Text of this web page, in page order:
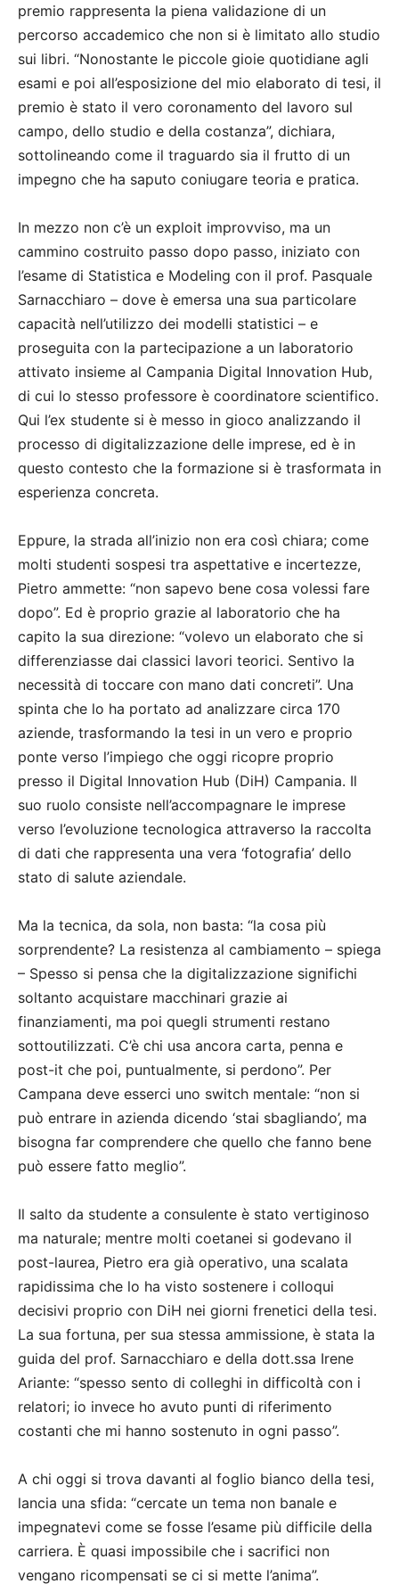
premio rappresenta la piena validazione di un
percorso accademico che non si è limitato allo studio
sui libri. “Nonostante le piccole gioie quotidiane agli
esami e poi all’esposizione del mio elaborato di tesi, il
premio è stato il vero coronamento del lavoro sul
campo, dello studio e della costanza”, dichiara,
sottolineando come il traguardo sia il frutto di un
impegno che ha saputo coniugare teoria e pratica.
In mezzo non c’è un exploit improvviso, ma un
cammino costruito passo dopo passo, iniziato con
l’esame di Statistica e Modeling con il prof. Pasquale
Sarnacchiaro – dove è emersa una sua particolare
capacità nell’utilizzo dei modelli statistici – e
proseguita con la partecipazione a un laboratorio
attivato insieme al Campania Digital Innovation Hub,
di cui lo stesso professore è coordinatore scientifico.
Qui l’ex studente si è messo in gioco analizzando il
processo di digitalizzazione delle imprese, ed è in
questo contesto che la formazione si è trasformata in
esperienza concreta.
Eppure, la strada all’inizio non era così chiara; come
molti studenti sospesi tra aspettative e incertezze,
Pietro ammette: “non sapevo bene cosa volessi fare
dopo”. Ed è proprio grazie al laboratorio che ha
capito la sua direzione: “volevo un elaborato che si
differenziasse dai classici lavori teorici. Sentivo la
necessità di toccare con mano dati concreti”. Una
spinta che lo ha portato ad analizzare circa 170
aziende, trasformando la tesi in un vero e proprio
ponte verso l’impiego che oggi ricopre proprio
presso il Digital Innovation Hub (DiH) Campania. Il
suo ruolo consiste nell’accompagnare le imprese
verso l’evoluzione tecnologica attraverso la raccolta
di dati che rappresenta una vera ‘fotografia’ dello
stato di salute aziendale.
Ma la tecnica, da sola, non basta: “la cosa più
sorprendente? La resistenza al cambiamento – spiega
– Spesso si pensa che la digitalizzazione significhi
soltanto acquistare macchinari grazie ai
finanziamenti, ma poi quegli strumenti restano
sottoutilizzati. C’è chi usa ancora carta, penna e
post-it che poi, puntualmente, si perdono”. Per
Campana deve esserci uno switch mentale: “non si
può entrare in azienda dicendo ‘stai sbagliando’, ma
bisogna far comprendere che quello che fanno bene
può essere fatto meglio”.
Il salto da studente a consulente è stato vertiginoso
ma naturale; mentre molti coetanei si godevano il
post-laurea, Pietro era già operativo, una scalata
rapidissima che lo ha visto sostenere i colloqui
decisivi proprio con DiH nei giorni frenetici della tesi.
La sua fortuna, per sua stessa ammissione, è stata la
guida del prof. Sarnacchiaro e della dott.ssa Irene
Ariante: “spesso sento di colleghi in difficoltà con i
relatori; io invece ho avuto punti di riferimento
costanti che mi hanno sostenuto in ogni passo”.
A chi oggi si trova davanti al foglio bianco della tesi,
lancia una sfida: “cercate un tema non banale e
impegnatevi come se fosse l’esame più difficile della
carriera. È quasi impossibile che i sacrifici non
vengano ricompensati se ci si mette l’anima”.